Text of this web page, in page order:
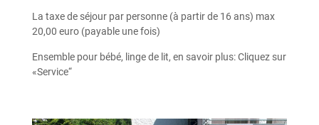
La taxe de séjour par personne (à partir de 16 ans) max
20,00 euro (payable une fois)
Ensemble pour bébé, linge de lit, en savoir plus: Cliquez sur
«Service“